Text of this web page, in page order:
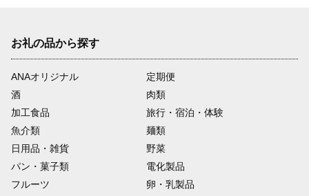
お礼の品から探す
ANAオリジナル
定期便
酒
肉類
加工食品
旅行・宿泊・体験
魚介類
麺類
日用品・雑貨
野菜
パン・菓子類
電化製品
フルーツ
卵・乳製品